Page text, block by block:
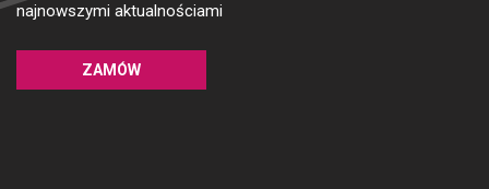
najnowszymi aktualnościami
ZAMÓW